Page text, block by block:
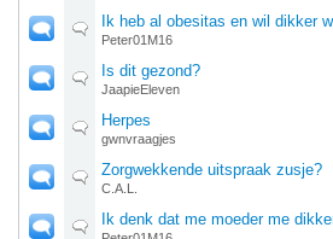
Ik heb al obesitas en wil dikker
Peter01M16
Is dit gezond?
JaapieEleven
Herpes
gwnvraagjes
Zorgwekkende uitspraak zusje?
C.A.L.
Ik denk dat me moeder me